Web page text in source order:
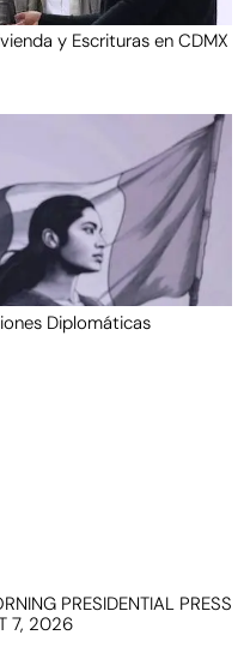
y Escrituras en CDMX
Diplomáticas
PRESIDENTIAL PRESS
7, 2026